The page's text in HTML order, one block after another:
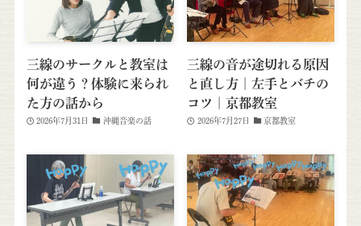
三線のサークルと教室は
何が違う？体験に来られ
た方の話から
2026年7月31日 沖縄音楽の話
三線の音が途切れる原因
と直し方｜左手とバチの
コツ｜京都教室
2026年7月27日 京都教室